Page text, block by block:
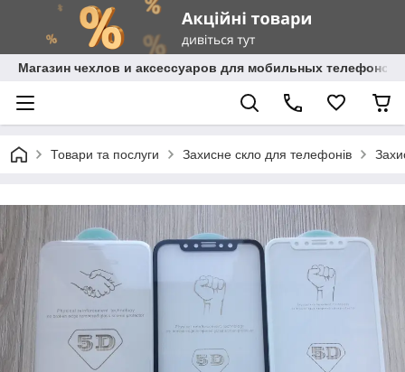
Магазин чехлов и аксессуаров для мобильных телефонов
Товари та послуги Захисне скло для телефонів